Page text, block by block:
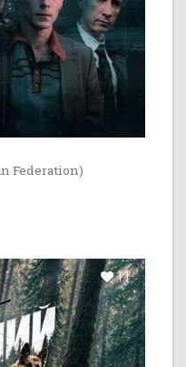
Federation)
11